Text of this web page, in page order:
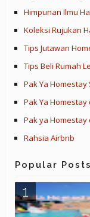
Himpunan Ilmu
Koleksi Rujukan
Tips Jutawan
Tips Beli Rumah
Pak Ya
Pak Ya Homestay
Pak ya Homestay
Rahsia Airbnb
Popular Posts